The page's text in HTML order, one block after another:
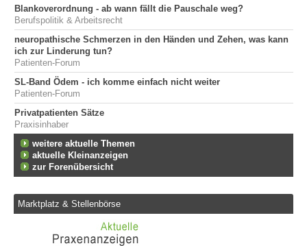
Blankoverordnung - ab wann fällt die Pauschale weg?
Berufspolitik & Arbeitsrecht
neuropathische Schmerzen in den Händen und Zehen, was kann
ich zur Linderung tun?
Patienten-Forum
SL-Band Ödem - ich komme einfach nicht weiter
Patienten-Forum
Privatpatienten Sätze
Praxisinhaber
weitere aktuelle Themen
aktuelle Kleinanzeigen
zur Forenübersicht
Marktplatz & Stellenbörse